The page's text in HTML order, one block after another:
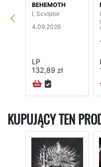
BEHEMOTH
I, Scvlptor
4.09.2026
LP
132,89 zł
KUPUJĄCY TEN